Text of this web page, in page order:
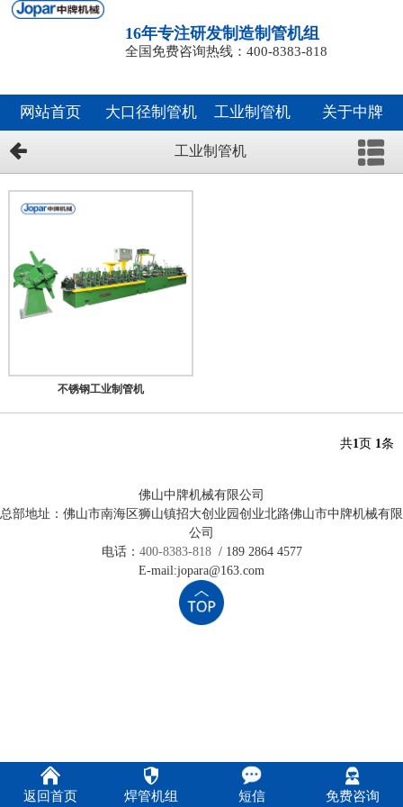
16年专注研发制造制管机组
全国免费咨询热线：400-8383-818
网站首页 大口径制管机 工业制管机 关于中牌
工业制管机
不锈钢工业制管机
共1页 1条
佛山中牌机械有限公司
总部地址：佛山市南海区狮山镇招大创业园创业北路佛山市中牌机械有限
公司
电话： 400-8383-818/ 189 2864 4577
E-mail:jopara@163.com
返回首页 焊管机组 短信 免费咨询